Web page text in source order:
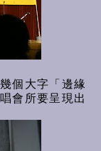
個大字「邊緣
會所要呈現出